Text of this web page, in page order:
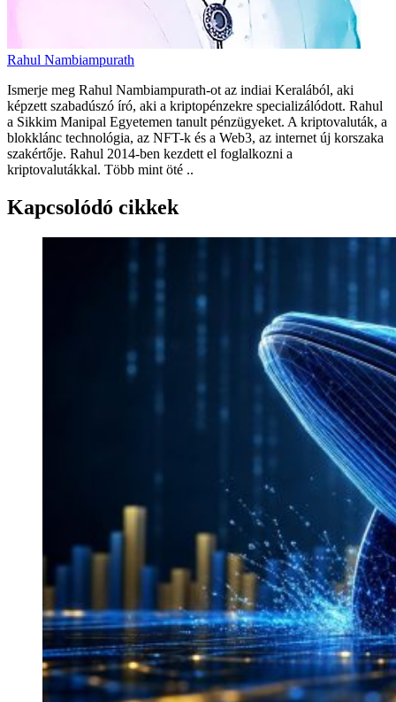
Rahul Nambiampurath
Ismerje meg Rahul Nambiampurath-ot az indiai Keralából, aki
képzett szabadúszó író, aki a kriptopénzekre specializálódott. Rahul
a Sikkim Manipal Egyetemen tanult pénzügyeket. A kriptovaluták, a
blokklánc technológia, az NFT-k és a Web3, az internet új korszaka
szakértője. Rahul 2014-ben kezdett el foglalkozni a
kriptovalutákkal. Több mint öté ..
Kapcsolódó cikkek